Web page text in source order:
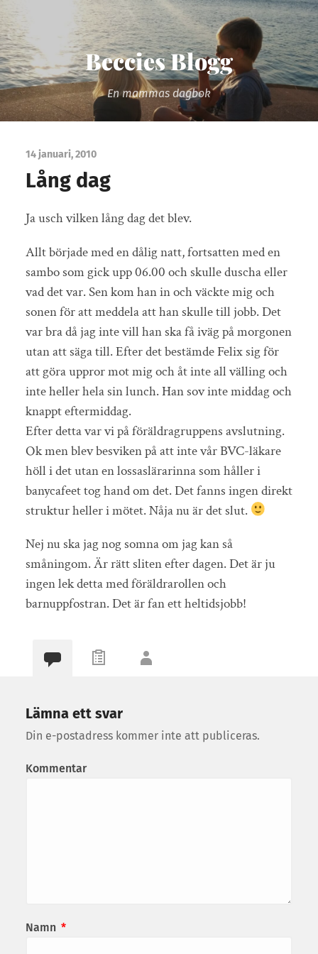
Beccies Blogg
En mammas dagbok
14 januari, 2010
Lång dag
Ja usch vilken lång dag det blev.
Allt började med en dålig natt, fortsatten med en
sambo som gick upp 06.00 och skulle duscha eller
vad det var. Sen kom han in och väckte mig och
sonen för att meddela att han skulle till jobb. Det
var bra då jag inte vill han ska få iväg på morgonen
utan att säga till. Efter det bestämde Felix sig för
att göra uppror mot mig och åt inte all välling och
inte heller hela sin lunch. Han sov inte middag och
knappt eftermiddag.
Efter detta var vi på föräldragruppens avslutning.
Ok men blev besviken på att inte vår BVC-läkare
höll i det utan en lossaslärarinna som håller i
banycafeet tog hand om det. Det fanns ingen direkt
struktur heller i mötet. Nåja nu är det slut.
Nej nu ska jag nog somna om jag kan så
småningom. Är rätt sliten efter dagen. Det är ju
ingen lek detta med föräldrarollen och
barnuppfostran. Det är fan ett heltidsjobb!
Lämna ett svar
Din e-postadress kommer inte att publiceras.
Kommentar
Namn *